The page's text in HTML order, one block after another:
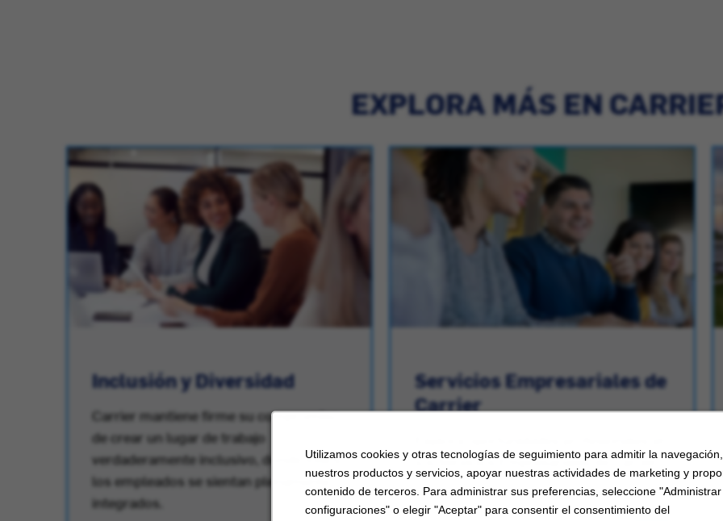
Utilizamos cookies y otras tecnologías de seguimiento para admitir la
nuestros productos y servicios, apoyar nuestras actividades de marketing y
contenido de terceros. Para administrar sus preferencias, seleccione "Administrar
configuraciones" o elegir "Aceptar" para consentir el consentimiento del
EXPLORA MÁS EN
Inclusión y Diversidad
Carrier mantiene firme su compromiso
de crear un lugar de trabajo
verdaderamente inclusivo, donde todos
los empleados se sientan plenamente
integrados.
Servicios Empresariales de
Carrier
los Servicios Empresariales de Carrier.